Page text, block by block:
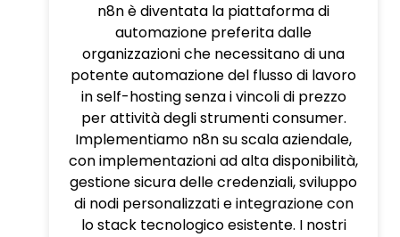
n8n è diventata la piattaforma di
automazione preferita dalle
organizzazioni che necessitano di una
potente automazione del flusso di lavoro
in self-hosting senza i vincoli di prezzo
per attività degli strumenti consumer.
Implementiamo n8n su scala aziendale,
con implementazioni ad alta disponibilità,
gestione sicura delle credenziali, sviluppo
di nodi personalizzati e integrazione con
lo stack tecnologico esistente. I nostri